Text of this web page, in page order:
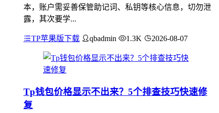
本，账户需妥善保管助记词、私钥等核心信息，切勿泄
露，其次要学...
TP苹果版下载 qbadmin 1.3K 2026-08-07
Tp钱包价格显示不出来？5个排查技巧快速修
复